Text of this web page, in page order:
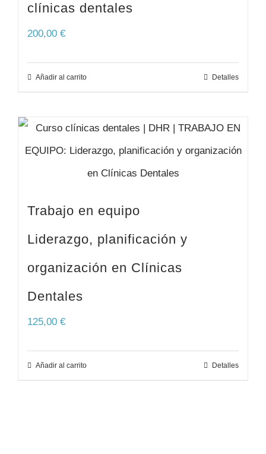
clínicas dentales
200,00 €
Añadir al carrito Detalles
Trabajo en equipo
Liderazgo, planificación y
organización en Clínicas
Dentales
125,00 €
Añadir al carrito Detalles